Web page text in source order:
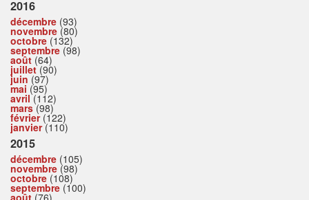
2016
décembre (93)
novembre (80)
octobre (132)
septembre (98)
août (64)
juillet(90)
juin (97)
mai (95)
avril(112)
mars(98)
février(122)
janvier(110)
2015
décembre (105)
novembre (98)
octobre (108)
septembre (100)